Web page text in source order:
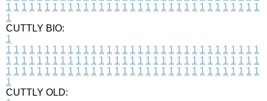
1 1 1 1 1 1 1 1 1 1 1 1 1 1 1 1 1 1 1 1 1 1 1 1 1 1 1 1 1 1 1 1 1
1
CUTTLY BIO:
1
1 1 1 1 1 1 1 1 1 1 1 1 1 1 1 1 1 1 1 1 1 1 1 1 1 1 1 1 1 1 1 1 1
1 1 1 1 1 1 1 1 1 1 1 1 1 1 1 1 1 1 1 1 1 1 1 1 1 1 1 1 1 1 1 1 1
1 1 1 1 1 1 1 1 1 1 1 1 1 1 1 1 1 1 1 1 1 1 1 1 1 1 1 1 1 1 1 1 1
1
CUTTLY OLD: